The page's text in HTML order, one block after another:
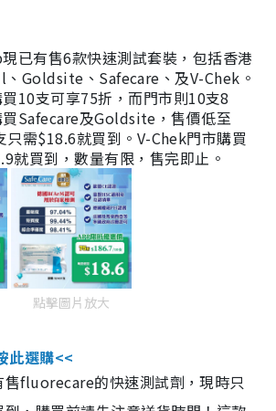
已有售6款快速測試套裝，包括香港
、Goldsite、Safecare、及V-Chek。
10支可享75折，而門市則10支8
Safecare及Goldsite，售價低至
只需$18.6就買到。V-Chek門市購買
就買到，數量有限，售完即止。
點擊圖片放大
此選購<<
售fluorecare的快速測試劑，現時只